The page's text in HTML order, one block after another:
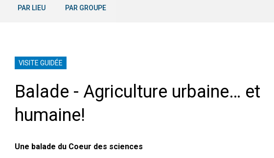
PAR LIEU PAR GROUPE
VISITE GUIDÉE
Balade - Agriculture urbaine… et
humaine!
Une balade du Coeur des sciences